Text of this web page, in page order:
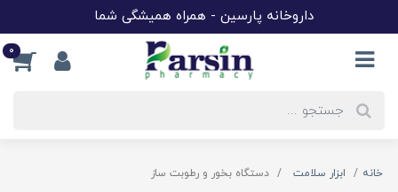
داروخانه پارسین - همراه همیشگی شما
0
خانه ابزار سلامت دستگاه بخور و رطوبت ساز